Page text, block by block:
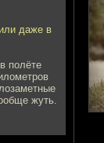
даже в
полёте
жуть.